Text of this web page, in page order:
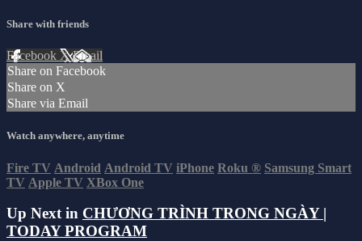
Share with friends
Facebook XEmail
Share on Facebook
Share on X
Share via Email
Watch anywhere, anytime
Fire TV Android Android TV iPhone Roku ® Samsung Smart
TV Apple TV XBox One
Up Next in CHƯƠNG TRÌNH TRONG NGÀY |
TODAY PROGRAM